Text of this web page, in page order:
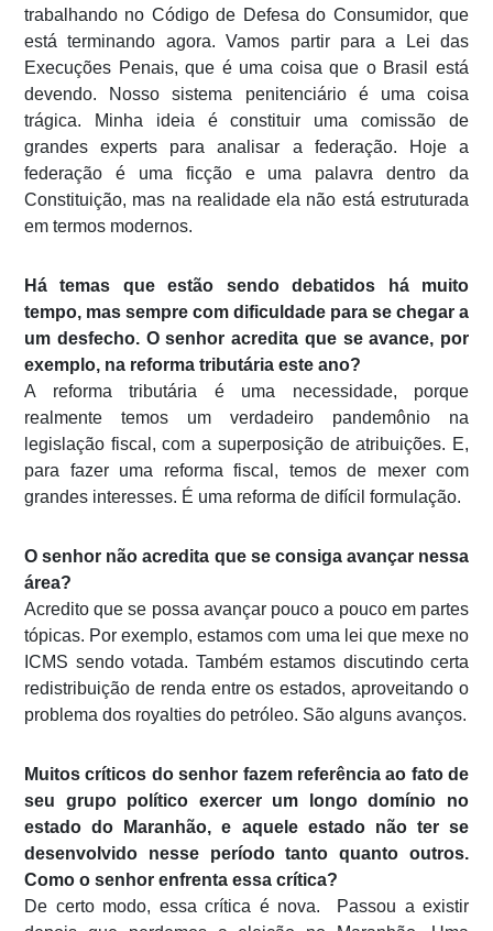
trabalhando no Código de Defesa do Consumidor, que
está terminando agora. Vamos partir para a Lei das
Execuções Penais, que é uma coisa que o Brasil está
devendo. Nosso sistema penitenciário é uma coisa
trágica. Minha ideia é constituir uma comissão de
grandesexperts para analisar a federação. Hoje a
federação é uma ficção e uma palavra dentro da
Constituição, mas na realidade ela não está estruturada
em termos modernos.
Há temas que estão sendo debatidos há muito
tempo, mas sempre com dificuldade para se chegar a
um desfecho. O senhor acredita que se avance, por
exemplo, na reforma tributária este ano?
A reforma tributária é uma necessidade, porque
realmente temos um verdadeiro pandemônio na
legislação fiscal, com a superposição de atribuições. E,
para fazer uma reforma fiscal, temos de mexer com
grandes interesses. É uma reforma de difícil formulação.
O senhor não acredita que se consiga avançar nessa
área?
Acredito que se possa avançar pouco a pouco em partes
tópicas. Por exemplo, estamos com uma lei que mexe no
ICMS sendo votada. Também estamos discutindo certa
redistribuição de renda entre os estados, aproveitando o
problema dos royalties do petróleo. São alguns avanços.
Muitos críticos do senhor fazem referência ao fato de
seu grupo político exercer um longo domínio no
estado do Maranhão, e aquele estado não ter se
desenvolvido nesse período tanto quanto outros.
Como o senhor enfrenta essa crítica?
De certo modo, essa crítica é nova. Passou a existir